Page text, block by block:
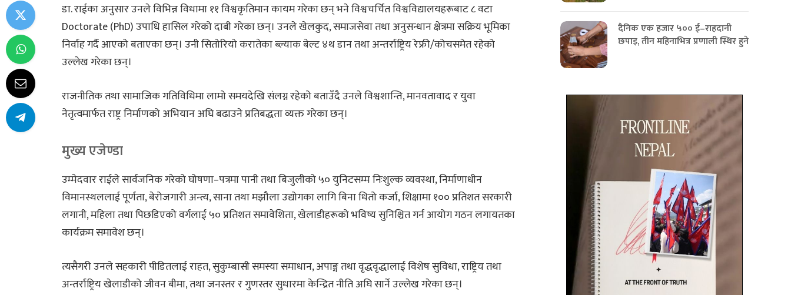
डा. राईका अनुसार उनले विभिन्न विधामा ११ विश्वकृतिमान कायम गरेका छन् भने विश्वचर्चित विश्वविद्यालयहरूबाट ८ वटा
Doctorate (PhD) उपाधि हासिल गरेको दाबी गरेका छन्। उनले खेलकुद, समाजसेवा तथा अनुसन्धान क्षेत्रमा सक्रिय भूमिका
निर्वाह गर्दै आएको बताएका छन्। उनी सितोरियो करातेका ब्ल्याक बेल्ट ४थ डान तथा अन्तर्राष्ट्रिय रेफ्री/कोचसमेत रहेको
उल्लेख गरेका छन्।
राजनीतिक तथा सामाजिक गतिविधिमा लामो समयदेखि संलग्न रहेको बताउँदै उनले विश्वशान्ति, मानवतावाद र युवा
नेतृत्वमार्फत राष्ट्र निर्माणको अभियान अघि बढाउने प्रतिबद्धता व्यक्त गरेका छन्।
मुख्य एजेण्डा
उम्मेदवार राईले सार्वजनिक गरेको घोषणा–पत्रमा पानी तथा बिजुलीको ५० युनिटसम्म निःशुल्क व्यवस्था, निर्माणाधीन
विमानस्थललाई पूर्णता, बेरोजगारी अन्त्य, साना तथा मझौला उद्योगका लागि बिना धितो कर्जा, शिक्षामा १०० प्रतिशत सरकारी
लगानी, महिला तथा पिछडिएको वर्गलाई ५० प्रतिशत समावेशिता, खेलाडीहरूको भविष्य सुनिश्चित गर्न आयोग गठन लगायतका
कार्यक्रम समावेश छन्।
त्यसैगरी उनले सहकारी पीडितलाई राहत, सुकुम्बासी समस्या समाधान, अपाङ्ग तथा वृद्धवृद्धालाई विशेष सुविधा, राष्ट्रिय तथा
अन्तर्राष्ट्रिय खेलाडीको जीवन बीमा, तथा जनस्तर र गुणस्तर सुधारमा केन्द्रित नीति अघि सार्ने उल्लेख गरेका छन्।
दैनिक एक हजार ५०० ई–राहदानी
छपाइ, तीन महिनाभित्र प्रणाली स्थिर हुने